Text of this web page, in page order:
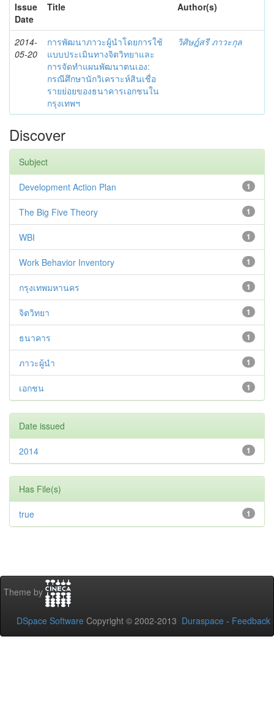
Issue
Date
Title Author(s)
2014-
05-20
การพัฒนาภาวะผู้นำโดยการใช้
แบบประเมินทางจิตวิทยาและ
การจัดทำแผนพัฒนาตนเอง:
กรณีศึกษานักวิเคราะห์สินเชื่อ
รายย่อยของธนาคารเอกชนใน
กรุงเทพฯ
วิศิษฎ์สรี ภาวะกุล
Discover
Subject
1
Development Action Plan
1
The Big Five Theory
1
WBI
1
Work Behavior Inventory
1
กรุงเทพมหานคร
1
จิตวิทยา
1
ธนาคาร
1
ภาวะผู้นำ
1
เอกชน
Date issued
1
2014
Has File(s)
1
true
Theme by
DSpace Software Copyright © 2002-2013 Duraspace - Feedback